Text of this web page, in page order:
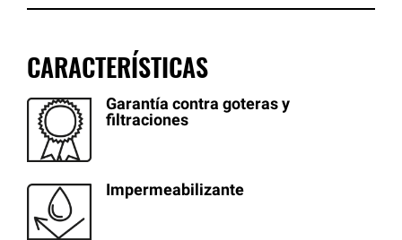
CARACTERÍSTICAS
Garantía contra goteras y
filtraciones
Impermeabilizante